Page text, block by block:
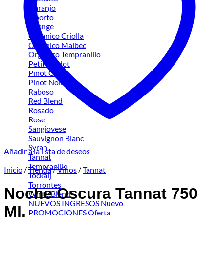
Naranjo
Oporto
Orange
Organico Criolla
Organico Malbec
Organico Tempranillo
Petit Verdot
Pinot Gris
Pinot Noir
Raboso
Red Blend
Rosado
Rose
Sangiovese
Sauvignon Blanc
Syrah
Tannat
Tempranillo
Tockaij
Torrontes
White Blend
NUEVOS INGRESOS
PROMOCIONES
Añadir a la lista de deseos
Inicio /Tienda/Vinos /Tannat
Noche Oscura Tannat 750
Ml.